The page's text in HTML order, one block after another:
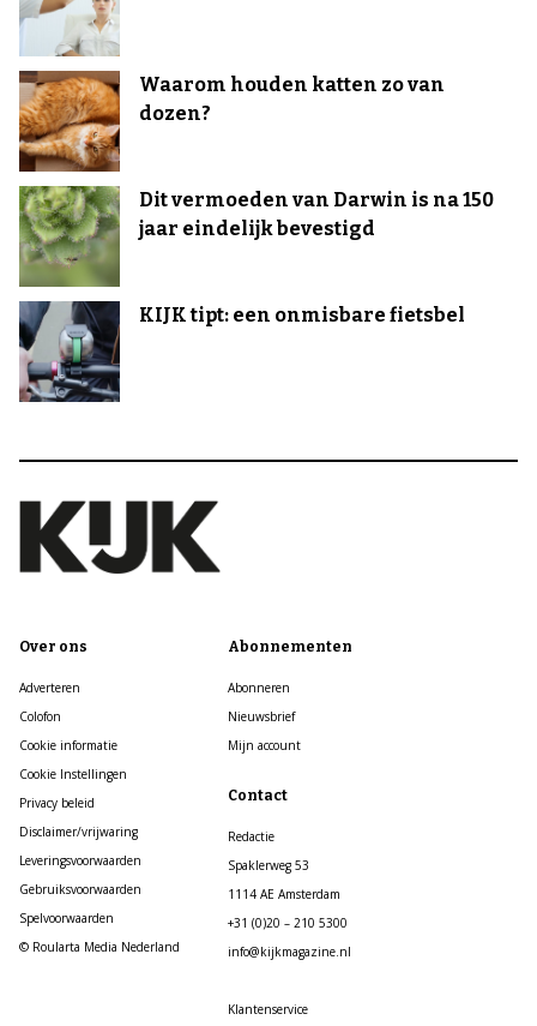
Waarom houden katten zo van
dozen?
Dit vermoeden van Darwin is na 150
jaar eindelijk bevestigd
KIJK tipt: een onmisbare fietsbel
Over ons
Adverteren
Colofon
Cookie informatie
Cookie Instellingen
Privacy beleid
Disclaimer/vrijwaring
Leveringsvoorwaarden
Gebruiksvoorwaarden
Spelvoorwaarden
© Roularta Media Nederland
Abonnementen
Abonneren
Nieuwsbrief
Mijn account
Contact
Redactie
Spaklerweg 53
1114 AE Amsterdam
+31 (0)20 – 210 5300
info@kijkmagazine.nl
Klantenservice